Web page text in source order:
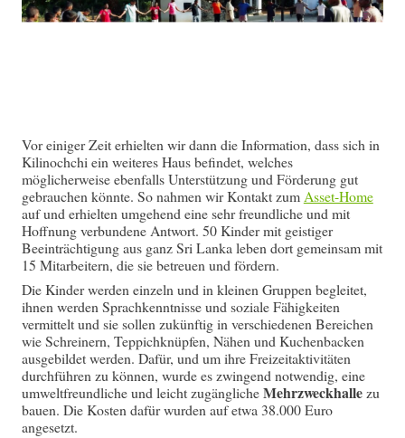
Vor einiger Zeit erhielten wir dann die Information, dass sich in
Kilinochchi ein weiteres Haus befindet, welches
möglicherweise ebenfalls Unterstützung und Förderung gut
gebrauchen könnte. So nahmen wir Kontakt zum Asset-Home
auf und erhielten umgehend eine sehr freundliche und mit
Hoffnung verbundene Antwort. 50 Kinder mit geistiger
Beeinträchtigung aus ganz Sri Lanka leben dort gemeinsam mit
15 Mitarbeitern, die sie betreuen und fördern.
Die Kinder werden einzeln und in kleinen Gruppen begleitet,
ihnen werden Sprachkenntnisse und soziale Fähigkeiten
vermittelt und sie sollen zukünftig in verschiedenen Bereichen
wie Schreinern, Teppichknüpfen, Nähen und Kuchenbacken
ausgebildet werden. Dafür, und um ihre Freizeitaktivitäten
durchführen zu können, wurde es zwingend notwendig, eine
umweltfreundliche und leicht zugänglicheMehrzweckhallezu
bauen. Die Kosten dafür wurden auf etwa 38.000 Euro
angesetzt.